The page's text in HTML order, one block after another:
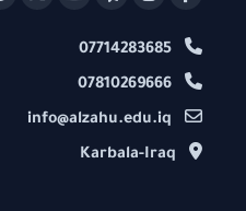
07714283685
07810269666
info@alzahu.edu.iq
Karbala-Iraq